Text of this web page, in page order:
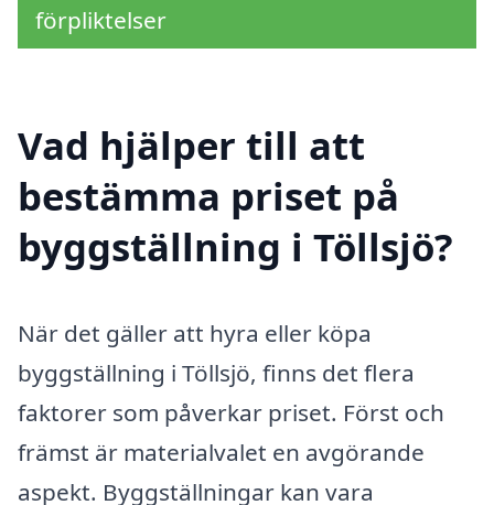
förpliktelser
Vad hjälper till att
bestämma priset på
byggställning i Töllsjö?
När det gäller att hyra eller köpa
byggställning i Töllsjö, finns det flera
faktorer som påverkar priset. Först och
främst är materialvalet en avgörande
aspekt. Byggställningar kan vara